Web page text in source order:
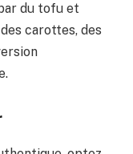
du tofu et
carottes, des